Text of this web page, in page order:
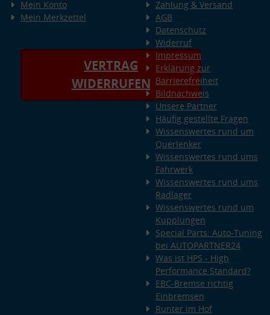
Mein Konto
Mein Merkzettel
VERTRAG
WIDERRUFEN
Zahlung & Versand
AGB
Datenschutz
Widerruf
Impressum
Erklärung zur
Barrierefreiheit
Bildnachweis
Unsere Partner
Häufig gestellte Fragen
Wissenswertes rund um
Querlenker
Wissenswertes rund ums
Fahrwerk
Wissenswertes rund ums
Radlager
Wissenswertes rund um
Kupplungen
Special Parts: Auto-Tuning
bei AUTOPARTNER24
Was ist HPS - High
Performance Standard?
EBC-Bremse richtig
Einbremsen
Runter im Hof